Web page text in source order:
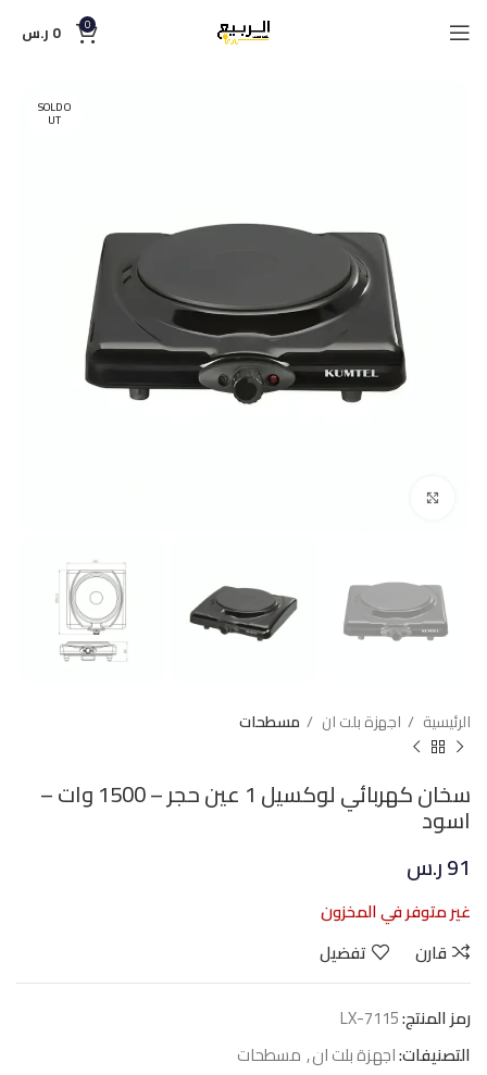
0
0 ر.س
SOLD O
UT
الرئيسية اجهزة بلت ان مسطحات
سخان كهربائي لوكسيل 1 عين حجر – 1500 وات –
اسود
91ر.س
غير متوفر في المخزون
قارن
تفضيل
رمز المنتج:LX-7115
التصنيفات:اجهزة بلت ان, مسطحات